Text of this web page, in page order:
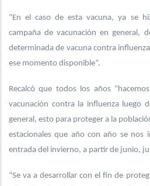
“En el caso de esta vacuna, ya se
campaña de vacunación en general,
determinada de vacuna contra
ese momento disponible”.
Recalcó que todos los años
vacunación contra la influenza luego
general, esto para proteger a la
estacionales que año con año se nos
entrada del invierno, a partir de junio,
“Se va a desarrollar con el fin de